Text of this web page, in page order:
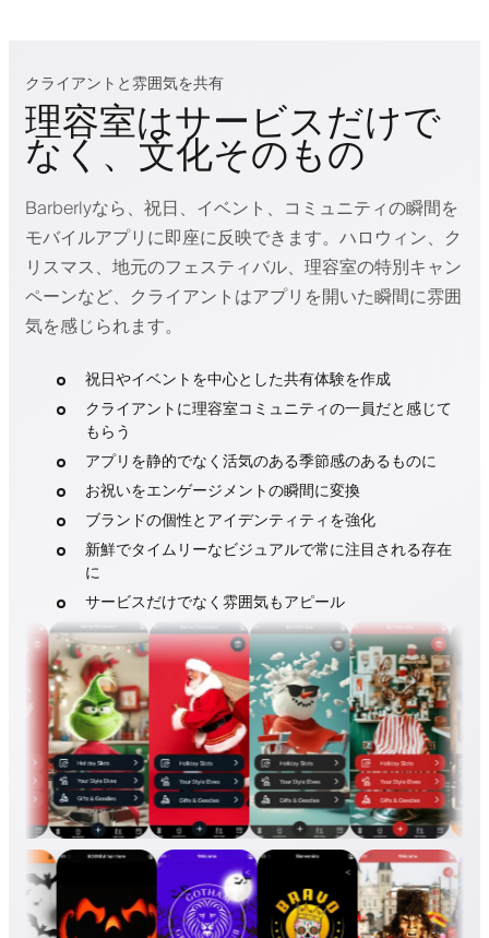
クライアントと雰囲気を共有
理容室はサービスだけで
なく、文化そのもの
Barberlyなら、祝日、イベント、コミュニティの瞬間を
モバイルアプリに即座に反映できます。ハロウィン、ク
リスマス、地元のフェスティバル、理容室の特別キャン
ペーンなど、クライアントはアプリを開いた瞬間に雰囲
気を感じられます。
祝日やイベントを中心とした共有体験を作成
クライアントに理容室コミュニティの一員だと感じて
もらう
アプリを静的でなく活気のある季節感のあるものに
お祝いをエンゲージメントの瞬間に変換
ブランドの個性とアイデンティティを強化
新鮮でタイムリーなビジュアルで常に注目される存在
に
サービスだけでなく雰囲気もアピール